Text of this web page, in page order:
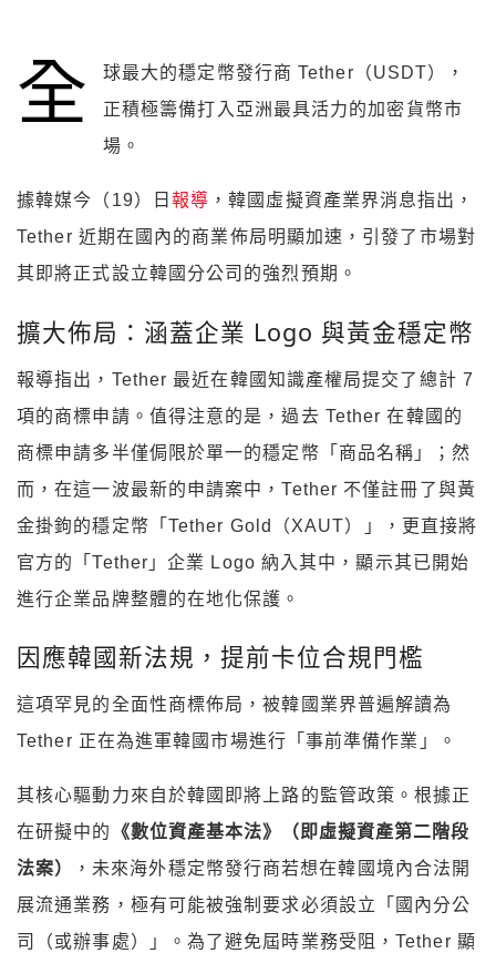
全
球最大的穩定幣發行商 Tether（USDT），
正積極籌備打入亞洲最具活力的加密貨幣市
場。
據韓媒今（19）日 報導 ，韓國虛擬資產業界消息指出，
Tether 近期在國內的商業佈局明顯加速，引發了市場對
其即將正式設立韓國分公司的強烈預期。
擴大佈局：涵蓋企業 Logo 與黃金穩定幣
報導指出，Tether 最近在韓國知識產權局提交了總計 7
項的商標申請。值得注意的是，過去 Tether 在韓國的
商標申請多半僅侷限於單一的穩定幣「商品名稱」；然
而，在這一波最新的申請案中，Tether 不僅註冊了與黃
金掛鉤的穩定幣「Tether Gold（XAUT）」，更直接將
官方的「Tether」企業 Logo 納入其中，顯示其已開始
進行企業品牌整體的在地化保護。
因應韓國新法規，提前卡位合規門檻
這項罕見的全面性商標佈局，被韓國業界普遍解讀為
Tether 正在為進軍韓國市場進行「事前準備作業」。
其核心驅動力來自於韓國即將上路的監管政策。根據正
在研擬中的
《數位資產基本法》（即虛擬資產第二階段
法案）
，未來海外穩定幣發行商若想在韓國境內合法開
展流通業務，極有可能被強制要求必須設立「國內分公
司（或辦事處）」。為了避免屆時業務受阻，Tether 顯